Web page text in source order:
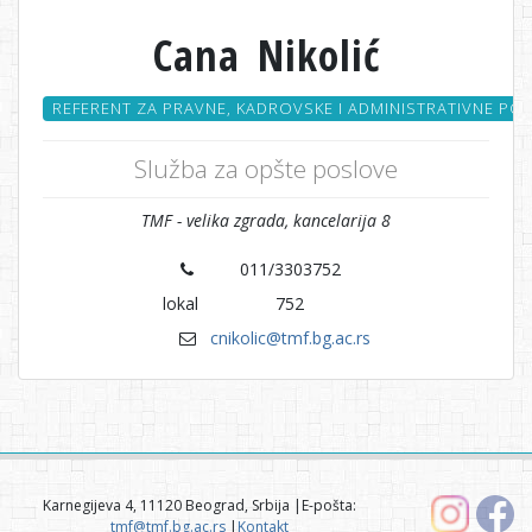
Cana Nikolić
REFERENT ZA PRAVNE, KADROVSKE I ADMINISTRATIVNE
Služba za opšte poslove
TMF - velika zgrada, kancelarija 8
011/3303752
lokal
752
cnikolic@tmf.bg.ac.rs
Karnegijeva 4, 11120 Beograd, Srbija |E-pošta:
tmf@tmf.bg.ac.rs|Kontakt